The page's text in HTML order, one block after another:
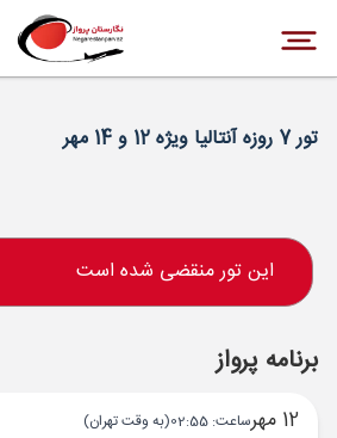
تور 7 روزه آنتالیا ویژه 12 و 14 مهر
این تور منقضی شده است
برنامه پرواز
12 مهر ساعت: 02:55 (به وقت تهران)